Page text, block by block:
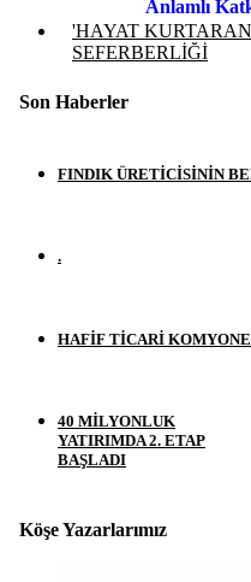
'HAYAT
SEFERBERLİĞİ
Son Haberler
FINDIK ÜRETİCİSİNİN
.
HAFİF TİCARİ
40 MİLYONLUK
YATIRIMDA 2. ETAP
BAŞLADI
Köşe Yazarlarımız